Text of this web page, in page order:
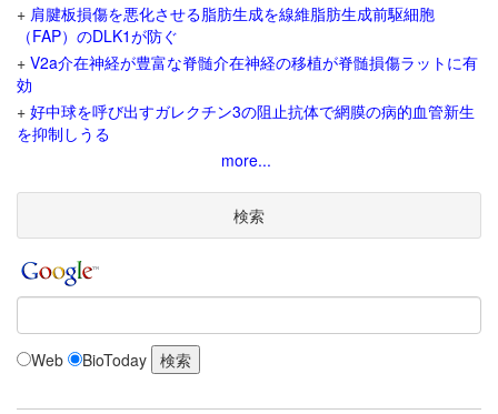
+ 肩腱板損傷を悪化させる脂肪生成を線維脂肪生成前駆細胞
（FAP）のDLK1が防ぐ
+ V2a介在神経が豊富な脊髄介在神経の移植が脊髄損傷ラットに有
効
+ 好中球を呼び出すガレクチン3の阻止抗体で網膜の病的血管新生
を抑制しうる
more...
検索
Web BioToday